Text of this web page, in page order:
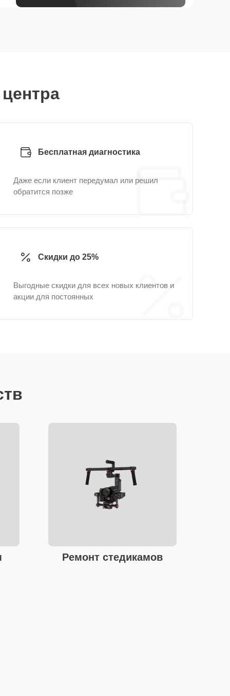
Бесплатная диагностика
Даже если клиент передумал или решил
обратится позже
Скидки до 25%
Выгодные скидки для всех новых клиентов и
акции для постоянных
Ремонт стедикамов